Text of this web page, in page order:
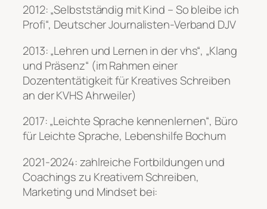
2012: „Selbstständig mit Kind – So bleibe ich
Profi“, Deutscher Journalisten-Verband DJV
2013: „Lehren und Lernen in der vhs“, „Klang
und Präsenz“ (im Rahmen einer
Dozententätigkeit für Kreatives Schreiben
an der KVHS Ahrweiler)
2017: „Leichte Sprache kennenlernen“, Büro
für Leichte Sprache, Lebenshilfe Bochum
2021-2024: zahlreiche Fortbildungen und
Coachings zu Kreativem Schreiben,
Marketing und Mindset bei: